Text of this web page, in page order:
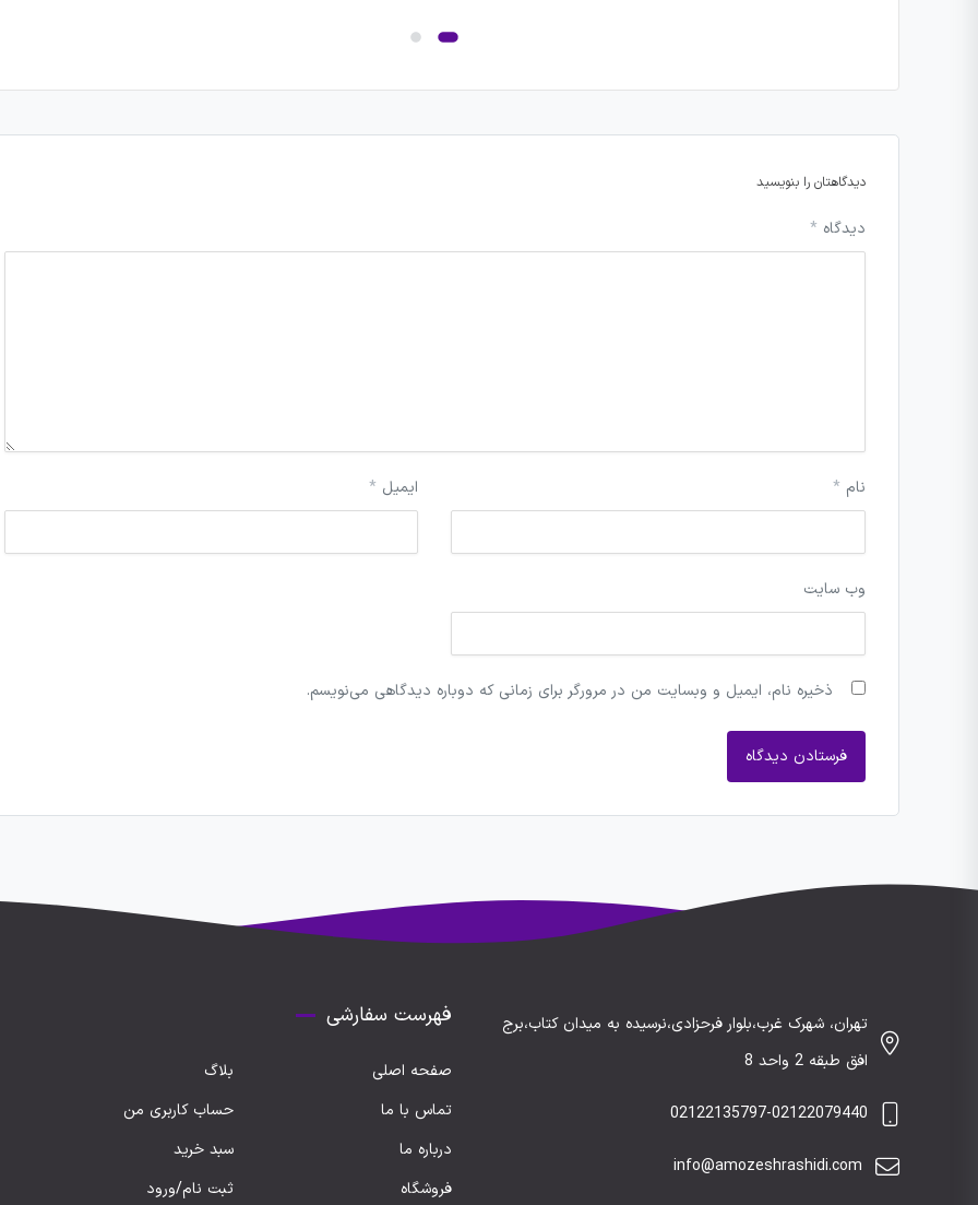
دیدگاهتان را بنویسید
دیدگاه *
نام * ایمیل *
وب‌ سایت
ذخیره نام، ایمیل و وبسایت من در مرورگر برای زمانی که دوباره دیدگاهی می‌نویسم.
تهران، شهرک غرب،بلوار فرحزادی،نرسیده به میدان کتاب،برج
افق طبقه 2 واحد 8
02122135797-02122079440
info@amozeshrashidi.com
فهرست سفارشی
صفحه اصلی
بلاگ
تماس با ما
حساب کاربری من
درباره ما
سبد خرید
فروشگاه
ثبت نام/ورود